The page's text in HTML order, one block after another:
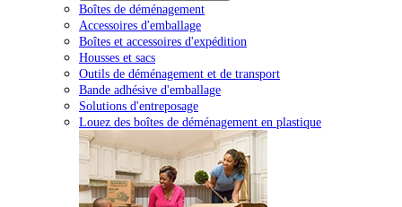
Boîtes de déménagement
Accessoires d'emballage
Boîtes et accessoires d'expédition
Housses et sacs
Outils de déménagement et de transport
Bande adhésive d'emballage
Solutions d'entreposage
Louez des boîtes de déménagement en plastique